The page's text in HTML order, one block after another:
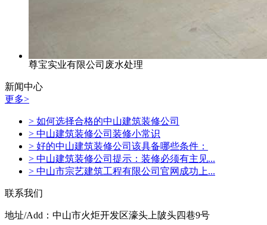
尊宝实业有限公司废水处理
新闻中心
更多>
> 如何选择合格的中山建筑装修公司
> 中山建筑装修公司装修小常识
> 好的中山建筑装修公司该具备哪些条件：
> 中山建筑装修公司提示：装修必须有主见...
> 中山市宗艺建筑工程有限公司官网成功上...
联系我们
地址/Add：中山市火炬开发区濠头上陂头四巷9号